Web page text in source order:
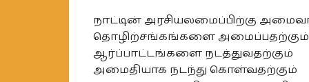
நாட்டின் அரசியலமைப்பிற்கு
தொழிற்சங்கங்களை
ஆர்ப்பாட்டங்களை நடத்துவதற்கும்
அமைதியாக நடந்து கொள்வதற்கும்